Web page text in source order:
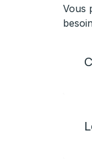
Vous